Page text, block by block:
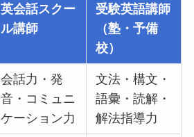
英会話スクー
ル講師
受験英語講師
（塾・予備
校）
会話力・発
音・コミュニ
ケーション力
文法・構文・
語彙・読解・
解法指導力